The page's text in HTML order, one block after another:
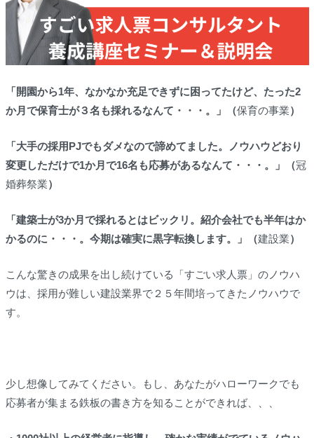
「開園から1年、なかなか充足できずに困ってたけど、たった2
か月で保育士が３名も採れるなんて・・・。」（保育の事業）
「大手の採用PJでもダメなので諦めてました。ノウハウどおり
変更しただけで1か月で16名も応募があるなんて・・・。」（冠
婚葬祭業）
「建築士が3か月で採れるとはビックリ。紹介会社でも半年はか
かるのに・・・。今期は確実に黒字転換します。」（建設業）
こんな驚きの成果を出し続けている「すごい求人票」のノウハ
ウは、採用が難しい建設業界で２５年間培ってきたノウハウで
す。
少し想像してみてください。もし、あなたがハローワークでも
応募者が集まる鉄板の書き方を知ることができれば、、、